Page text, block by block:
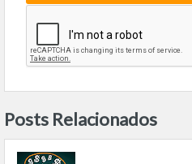
Posts Relacionados